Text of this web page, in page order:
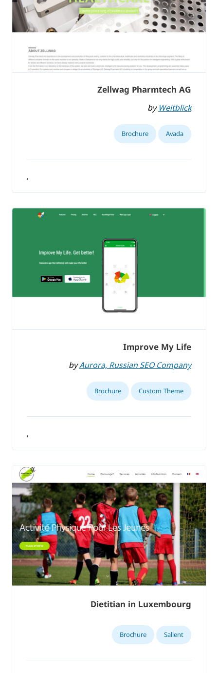
Zellwag Pharmtech AG
by Weitblick
Avada
Brochure
,
Improve My Life
byAurora, Russian SEO Company
Custom Theme
Brochure
,
Dietitian in Luxembourg
Salient
Brochure